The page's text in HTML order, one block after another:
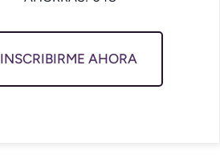
INSCRIBIRME AHORA